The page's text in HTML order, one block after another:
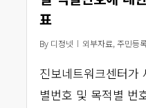
표
By 디정넷 외부자료,주민등
진보네트워크센터가
별번호 및 목적별 번